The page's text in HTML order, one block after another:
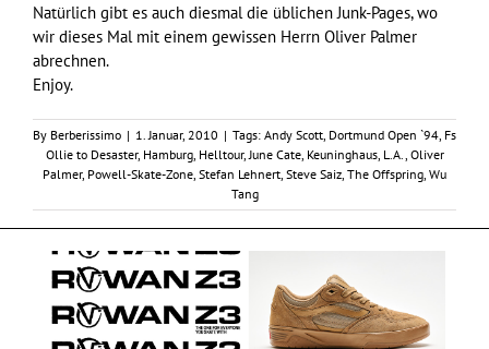
Natürlich gibt es auch diesmal die üblichen Junk-Pages, wo
wir dieses Mal mit einem gewissen Herrn Oliver Palmer
abrechnen.
Enjoy.
By Berberissimo | 1. Januar, 2010 | Tags: Andy Scott Dortmund Open `94 Fs
Ollie to Desaster, Hamburg, Helltour, June Cate, Keuninghaus, L.A. Oliver
Palmer, Powell-Skate-Zone Stefan Lehnert Steve Saiz The Offspring Wu
Tang